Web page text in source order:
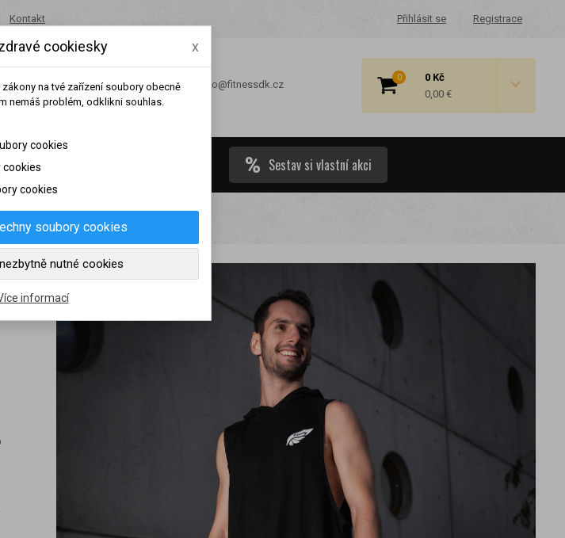
Registrace
Přihlásit se
Kontakt
0
0 Kč
0,00 €
+420 491 462 001 info@fitnessdk.cz
Akce Sestav si vlastní akci
cookiesky x
na tvé zařízení soubory obecně
nemáš problém, odklikni souhlas.
cookies
cookies
soubory cookies
nutné cookies
informací